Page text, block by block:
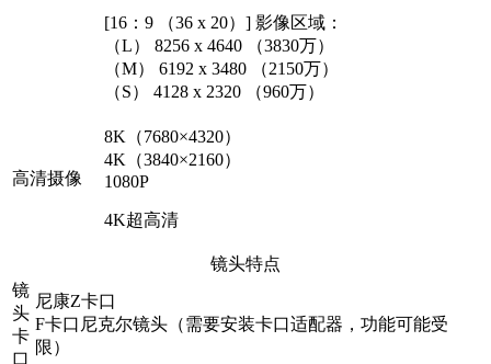
[16：9 （36 x 20）] 影像区域：
（L） 8256 x 4640 （3830万）
（M） 6192 x 3480 （2150万）
（S） 4128 x 2320 （960万）
高清摄像
8K（7680×4320）
4K（3840×2160）
1080P
4K超高清
镜头特点
镜
头
卡
口
尼康Z卡口
F卡口尼克尔镜头（需要安装卡口适配器，功能可能受
限）